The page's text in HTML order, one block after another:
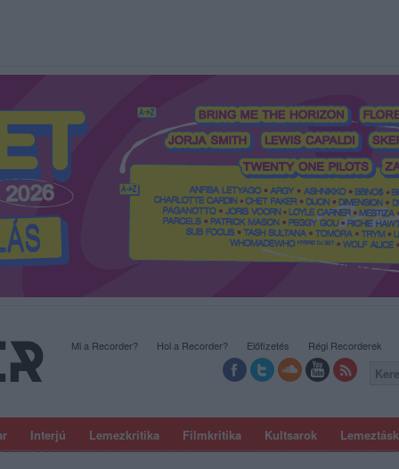
Interjú Lemezkritika Filmkritika Kultsarok
Mi a Recorder? Hol a Recorder? Előfizetés Régi Recorderek